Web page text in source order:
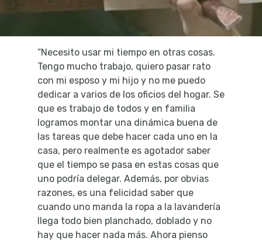
“Necesito usar mi tiempo en otras cosas.
Tengo mucho trabajo, quiero pasar rato
con mi esposo y mi hijo y no me puedo
dedicar a varios de los oficios del hogar. Se
que es trabajo de todos y en familia
logramos montar una dinámica buena de
las tareas que debe hacer cada uno en la
casa, pero realmente es agotador saber
que el tiempo se pasa en estas cosas que
uno podría delegar. Además, por obvias
razones, es una felicidad saber que
cuando uno manda la ropa a la lavandería
llega todo bien planchado, doblado y no
hay que hacer nada más. Ahora pienso